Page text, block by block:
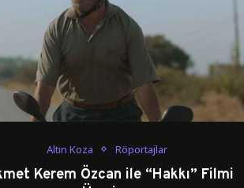
Altın Koza Röportajlar
Kerem Özcan ile “Hakkı” Filmi